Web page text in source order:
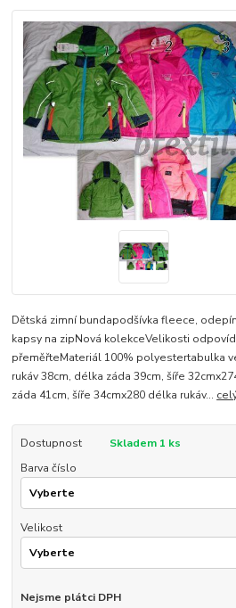
Dětská zimní bundapodšívka fleece,
kapsy na zipNová kolekceVelikosti
přeměřteMateriál 100% polyestertabulka
rukáv 38cm, délka záda 39cm, šíře
záda 41cm, šíře 34cmx280 délka rukáv...
Dostupnost
Skladem 1 ks
Barva číslo
Velikost
Nejsme plátci DPH